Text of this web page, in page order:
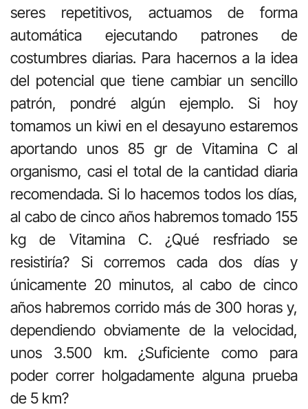
seres repetitivos, actuamos de forma
automática ejecutando patrones de
costumbres diarias. Para hacernos a la idea
del potencial que tiene cambiar un sencillo
patrón, pondré algún ejemplo. Si hoy
tomamos un kiwi en el desayuno estaremos
aportando unos 85 gr de Vitamina C al
organismo, casi el total de la cantidad diaria
recomendada. Si lo hacemos todos los días,
al cabo de cinco años habremos tomado 155
kg de Vitamina C. ¿Qué resfriado se
resistiría? Si corremos cada dos días y
únicamente 20 minutos, al cabo de cinco
años habremos corrido más de 300 horas y,
dependiendo obviamente de la velocidad,
unos 3.500 km. ¿Suficiente como para
poder correr holgadamente alguna prueba
de 5 km?